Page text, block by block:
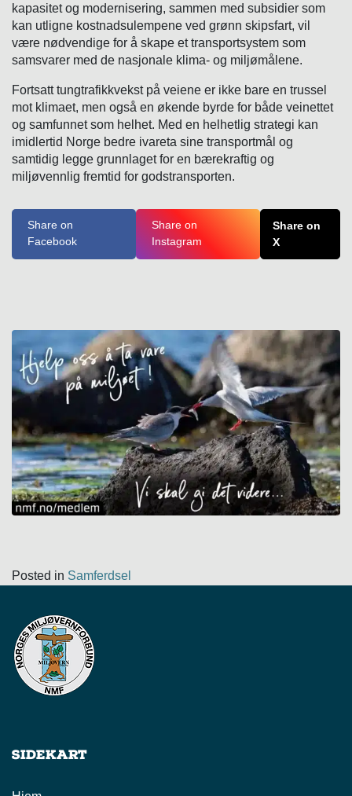
kapasitet og modernisering, sammen med subsidier som
kan utligne kostnadsulempene ved grønn skipsfart, vil
være nødvendige for å skape et transportsystem som
samsvarer med de nasjonale klima- og miljømålene.
Fortsatt tungtrafikkvekst på veiene er ikke bare en trussel
mot klimaet, men også en økende byrde for både veinettet
og samfunnet som helhet. Med en helhetlig strategi kan
imidlertid Norge bedre ivareta sine transportmål og
samtidig legge grunnlaget for en bærekraftig og
miljøvennlig fremtid for godstransporten.
Share on
Facebook
Share on
Instagram
Share on
X
Posted in Samferdsel
Sidekart